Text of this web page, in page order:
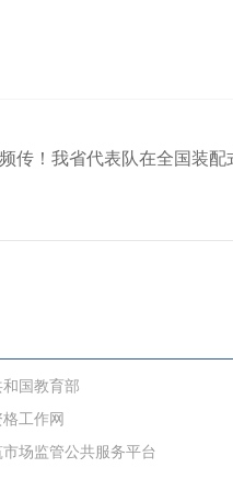
传！我省代表队在全国装配
国教育部
工作网
场监管公共服务平台